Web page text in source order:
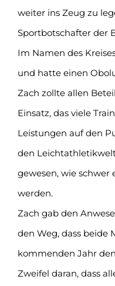
weiter ins Zeug zu
Sportbotschafter der
Im Namen des
und hatte einen
Zach zollte allen
Einsatz, das viele
Leistungen auf den
den
gewesen, wie schwer
werden.
Zach gab den
den Weg, dass beide
kommenden Jahr
Zweifel daran, dass